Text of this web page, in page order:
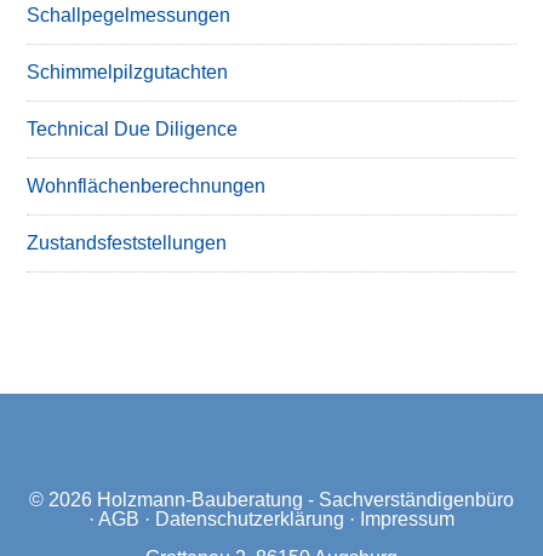
Schallpegelmessungen
Schimmelpilzgutachten
Technical Due Diligence
Wohnflächenberechnungen
Zustandsfeststellungen
© 2026 Holzmann-Bauberatung - Sachverständigenbüro
· AGB · Datenschutzerklärung · Impressum